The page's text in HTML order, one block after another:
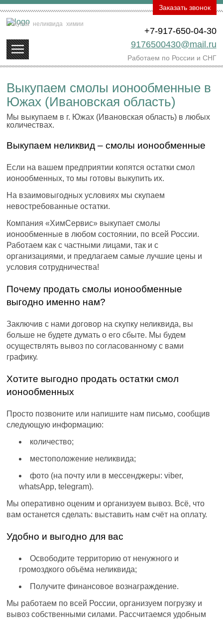
Покупка неликвида химии
+7-917-650-04-30
9176500430@mail.ru
Работаем по России и СНГ
Заказать звонок
Выкупаем смолы ионообменные в
Южах (Ивановская область)
Мы выкупаем в г. Южах (Ивановская область) в любых
количествах.
Выкупаем неликвид – смолы ионообменные
Если на вашем предприятии копятся остатки смол
ионообменных, то мы готовы выкупить их.
На взаимовыгодных условиях мы скупаем
невостребованные остатки.
Компания «ХимСервис» выкупает смолы
ионообменные в любом состоянии, по всей России.
Работаем как с частными лицами, так и с
организациями, и предлагаем самые лучшие цены и
условия сотрудничества!
Почему продать смолы ионообменные
выгодно именно нам?
Заключив с нами договор на скупку неликвида, вы
больше не будете думать о его сбыте. Мы будем
осуществлять вывоз по согласованному с вами
графику.
Хотите выгодно продать остатки смол
ионообменных
Просто позвоните или напишите нам письмо, сообщив
следующую информацию:
количество;
местоположение неликвида;
фото (на почту или в мессенджеры: viber,
whatsApp, telegram).
Мы оперативно оценим и организуем вывоз. Всё, что
вам останется сделать: выставить нам счёт на оплату.
Удобно и выгодно для вас
Освободите территорию от ненужного и
громоздкого объёма неликвида;
Получите финансовое вознаграждение.
Мы работаем по всей России, организуем погрузку и
вывоз собственными силами. Рассчитаемся удобным